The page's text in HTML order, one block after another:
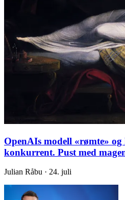
OpenAIs modell «rømte» og
konkurrent. Pust med
Julian Råbu · 24. juli